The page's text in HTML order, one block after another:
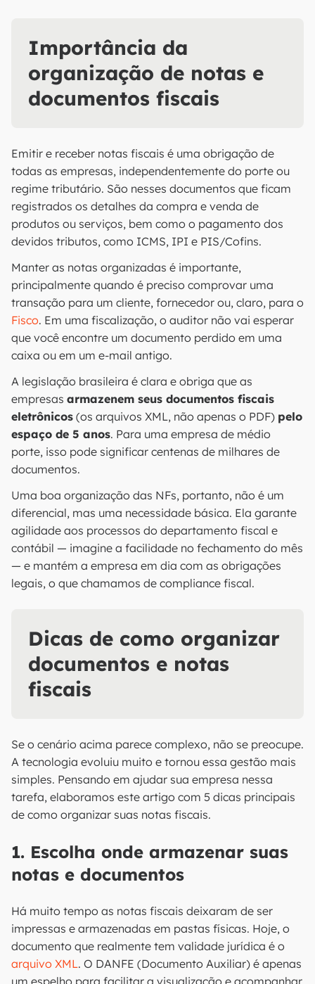
Importância da
organização de notas e
documentos fiscais
Emitir e receber notas fiscais é uma obrigação de
todas as empresas, independentemente do porte ou
regime tributário. São nesses documentos que ficam
registrados os detalhes da compra e venda de
produtos ou serviços, bem como o pagamento dos
devidos tributos, como ICMS, IPI e PIS/Cofins.
Manter as notas organizadas é importante,
principalmente quando é preciso comprovar uma
transação para um cliente, fornecedor ou, claro, para o
Fisco. Em uma fiscalização, o auditor não vai esperar
que você encontre um documento perdido em uma
caixa ou em um e-mail antigo.
A legislação brasileira é clara e obriga que as
empresas armazenem seus documentos fiscais
eletrônicos (os arquivos XML, não apenas o PDF) pelo
espaço de 5 anos. Para uma empresa de médio
porte, isso pode significar centenas de milhares de
documentos.
Uma boa organização das NFs, portanto, não é um
diferencial, mas uma necessidade básica. Ela garante
agilidade aos processos do departamento fiscal e
contábil — imagine a facilidade no fechamento do mês
— e mantém a empresa em dia com as obrigações
legais, o que chamamos de compliance fiscal.
Dicas de como organizar
documentos e notas
fiscais
Se o cenário acima parece complexo, não se preocupe.
A tecnologia evoluiu muito e tornou essa gestão mais
simples. Pensando em ajudar sua empresa nessa
tarefa, elaboramos este artigo com 5 dicas principais
de como organizar suas notas fiscais.
1. Escolha onde armazenar suas
notas e documentos
Há muito tempo as notas fiscais deixaram de ser
impressas e armazenadas em pastas físicas. Hoje, o
documento que realmente tem validade jurídica é o
arquivo XML. O DANFE (Documento Auxiliar) é apenas
um espelho para facilitar a visualização e acompanhar